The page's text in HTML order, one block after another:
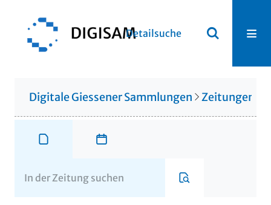
Detailsuche
Digitale Giessener Sammlungen Zeitungen